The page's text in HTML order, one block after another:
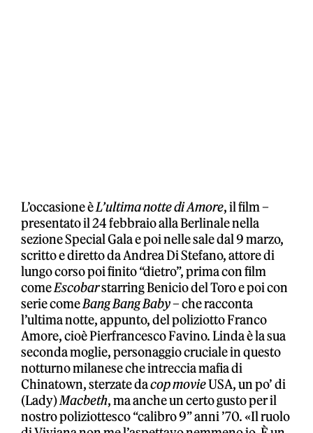
L’occasione èL’ultima notte di Amore, il film –
presentato il 24 febbraio alla Berlinale nella
sezione Special Gala e poi nelle sale dal 9 marzo,
scritto e diretto da Andrea Di Stefano, attore di
lungo corso poi finito “dietro”, prima con film
comeEscobarstarring Benicio del Toro e poi con
serie comeBang Bang Baby– che racconta
l’ultima notte, appunto, del poliziotto Franco
Amore, cioè Pierfrancesco Favino. Linda è la sua
seconda moglie, personaggio cruciale in questo
notturno milanese che intreccia mafia di
Chinatown, sterzate dacop movieUSA, un po’ di
(Lady)Macbeth, ma anche un certo gusto per il
nostro poliziottesco “calibro 9” anni ’70. «Il ruolo